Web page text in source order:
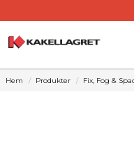
Hem Produkter Fix, Fog &